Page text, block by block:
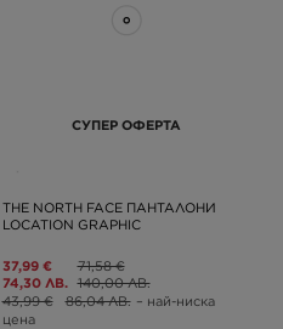
СУПЕР ОФЕРТА
THE NORTH FACE ПАНТАЛОНИ
LOCATION GRAPHIC
37,99 €
74,30 ЛВ.
71,58 €
140,00 ЛВ.
43,99 €
86,04 ЛВ. – най-ниска
цена